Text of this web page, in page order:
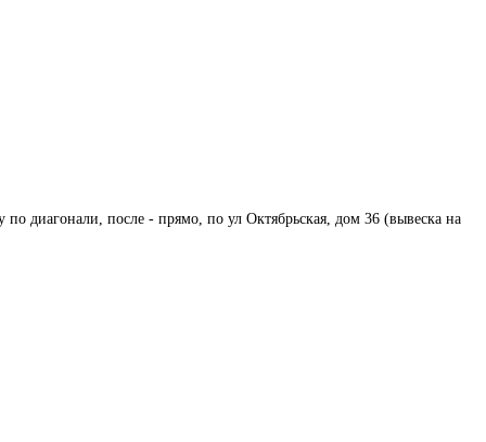
диагонали, после - прямо, по ул Октябрьская, дом 36 (вывеска на